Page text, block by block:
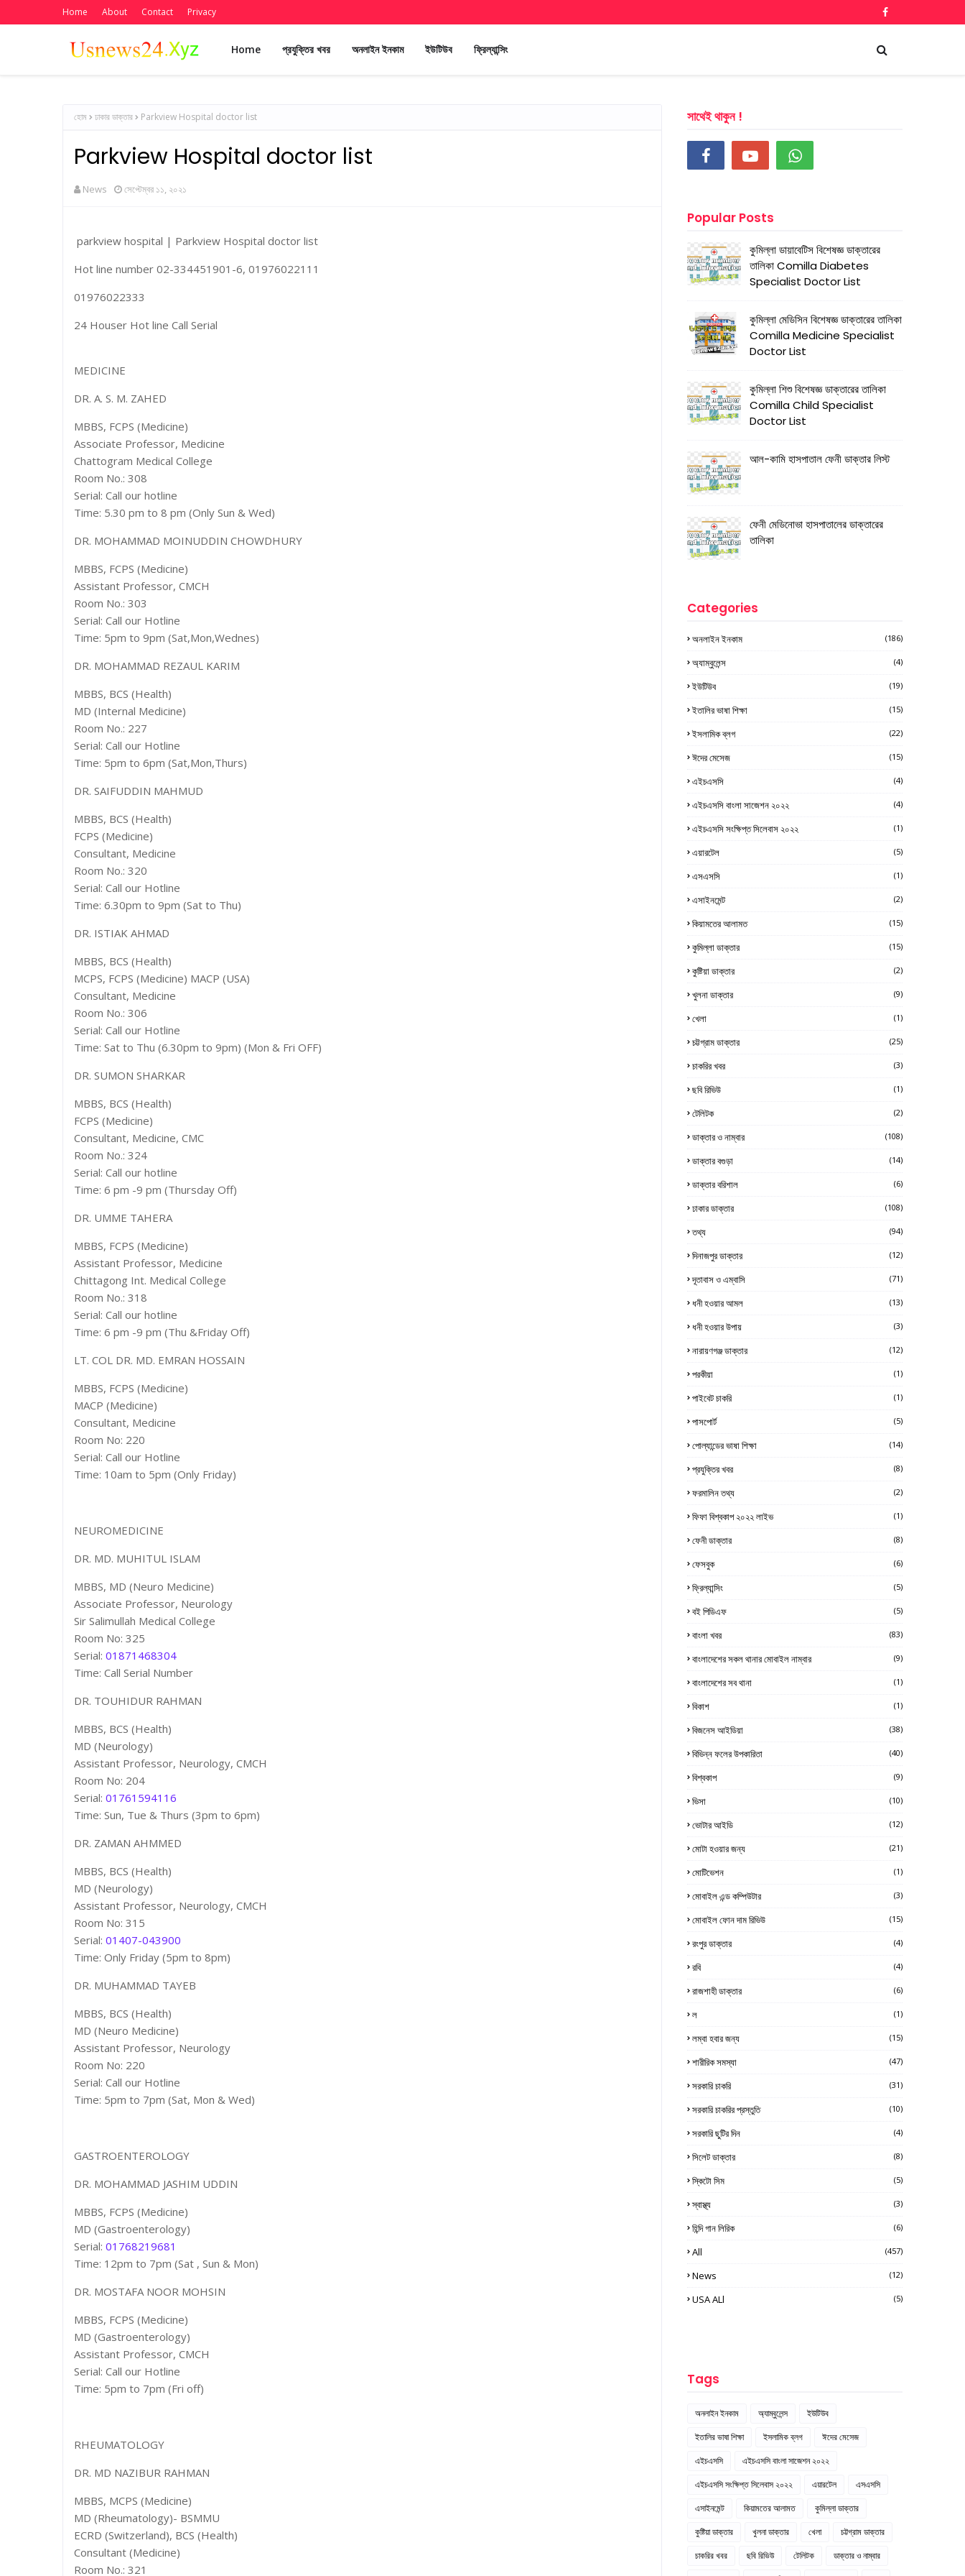
Home About Contact Privacy
Home প্রযুক্তির খবর অনলাইন ইনকাম ইউটিউব ফ্রিল্যান্সিং
হোম ঢাকার ডাক্তার Parkview Hospital doctor list
Parkview Hospital doctor list
News সেপ্টেম্বর ১১, ২০২১
parkview hospital | Parkview Hospital doctor list
Hot line number 02-334451901-6, 01976022111
01976022333
24 Houser Hot line Call Serial
MEDICINE
DR. A. S. M. ZAHED
MBBS, FCPS (Medicine)
Associate Professor, Medicine
Chattogram Medical College
Room No.: 308
Serial: Call our hotline
Time: 5.30 pm to 8 pm (Only Sun & Wed)
DR. MOHAMMAD MOINUDDIN CHOWDHURY
MBBS, FCPS (Medicine)
Assistant Professor, CMCH
Room No.: 303
Serial: Call our Hotline
Time: 5pm to 9pm (Sat,Mon,Wednes)
DR. MOHAMMAD REZAUL KARIM
MBBS, BCS (Health)
MD (Internal Medicine)
Room No.: 227
Serial: Call our Hotline
Time: 5pm to 6pm (Sat,Mon,Thurs)
DR. SAIFUDDIN MAHMUD
MBBS, BCS (Health)
FCPS (Medicine)
Consultant, Medicine
Room No.: 320
Serial: Call our Hotline
Time: 6.30pm to 9pm (Sat to Thu)
DR. ISTIAK AHMAD
MBBS, BCS (Health)
MCPS, FCPS (Medicine) MACP (USA)
Consultant, Medicine
Room No.: 306
Serial: Call our Hotline
Time: Sat to Thu (6.30pm to 9pm) (Mon & Fri OFF)
DR. SUMON SHARKAR
MBBS, BCS (Health)
FCPS (Medicine)
Consultant, Medicine, CMC
Room No.: 324
Serial: Call our hotline
Time: 6 pm -9 pm (Thursday Off)
DR. UMME TAHERA
MBBS, FCPS (Medicine)
Assistant Professor, Medicine
Chittagong Int. Medical College
Room No.: 318
Serial: Call our hotline
Time: 6 pm -9 pm (Thu &Friday Off)
LT. COL DR. MD. EMRAN HOSSAIN
MBBS, FCPS (Medicine)
MACP (Medicine)
Consultant, Medicine
Room No: 220
Serial: Call our Hotline
Time: 10am to 5pm (Only Friday)
NEUROMEDICINE
DR. MD. MUHITUL ISLAM
MBBS, MD (Neuro Medicine)
Associate Professor, Neurology
Sir Salimullah Medical College
Room No: 325
Serial: 01871468304
Time: Call Serial Number
DR. TOUHIDUR RAHMAN
MBBS, BCS (Health)
MD (Neurology)
Assistant Professor, Neurology, CMCH
Room No: 204
Serial: 01761594116
Time: Sun, Tue & Thurs (3pm to 6pm)
DR. ZAMAN AHMMED
MBBS, BCS (Health)
MD (Neurology)
Assistant Professor, Neurology, CMCH
Room No: 315
Serial: 01407-043900
Time: Only Friday (5pm to 8pm)
DR. MUHAMMAD TAYEB
MBBS, BCS (Health)
MD (Neuro Medicine)
Assistant Professor, Neurology
Room No: 220
Serial: Call our Hotline
Time: 5pm to 7pm (Sat, Mon & Wed)
GASTROENTEROLOGY
DR. MOHAMMAD JASHIM UDDIN
MBBS, FCPS (Medicine)
MD (Gastroenterology)
Serial: 01768219681
Time: 12pm to 7pm (Sat , Sun & Mon)
DR. MOSTAFA NOOR MOHSIN
MBBS, FCPS (Medicine)
MD (Gastroenterology)
Assistant Professor, CMCH
Serial: Call our Hotline
Time: 5pm to 7pm (Fri off)
RHEUMATOLOGY
DR. MD NAZIBUR RAHMAN
MBBS, MCPS (Medicine)
MD (Rheumatology)- BSMMU
ECRD (Switzerland), BCS (Health)
Consultant (Medicine)
Room No.: 321
সাথেই থাকুন !
Popular Posts
কুমিল্লা ডায়াবেটিস বিশেষজ্ঞ ডাক্তারের
তালিকা Comilla Diabetes
Specialist Doctor List
কুমিল্লা মেডিসিন বিশেষজ্ঞ ডাক্তারের তালিকা
Comilla Medicine Specialist
Doctor List
কুমিল্লা শিশু বিশেষজ্ঞ ডাক্তারের তালিকা
Comilla Child Specialist
Doctor List
আল-কামি হাসপাতাল ফেনী ডাক্তার লিস্ট
ফেনী মেডিনোভা হাসপাতালের ডাক্তারের
তালিকা
Categories
অনলাইন ইনকাম (186)
অ্যাম্বুলেন্স (4)
ইউটিউব (19)
ইতালির ভাষা শিক্ষা (15)
ইসলামিক ব্লগ (22)
ঈদের মেসেজ (15)
এইচএসসি (4)
এইচএসসি বাংলা সাজেশন ২০২২ (4)
এইচএসসি সংক্ষিপ্ত সিলেবাস ২০২২ (1)
এয়ারটেল (5)
এসএসসি (1)
এসাইনমেন্ট (2)
কিয়ামতের আলামত (15)
কুমিল্লা ডাক্তার (15)
কুষ্টিয়া ডাক্তার (2)
খুলনা ডাক্তার (9)
খেলা (1)
চট্টগ্রাম ডাক্তার (25)
চাকরির খবর (3)
ছবি রিভিউ (1)
টেলিটক (2)
ডাক্তার ও নাম্বার (108)
ডাক্তার বগুড়া (14)
ডাক্তার বরিশাল (6)
ঢাকার ডাক্তার (108)
তথ্য (94)
দিনাজপুর ডাক্তার (12)
দূতাবাস ও এম্বাসি (71)
ধনী হওয়ার আমল (13)
ধনী হওয়ার উপায় (3)
নারায়ণগঞ্জ ডাক্তার (12)
পরকীয়া (1)
পাইবেট চাকরি (1)
পাসপোর্ট (5)
পোল্যান্ডের ভাষা শিক্ষা (14)
প্রযুক্তির খবর (8)
ফরমালিন তথ্য (2)
ফিফা বিশ্বকাপ ২০২২ লাইভ (1)
ফেনী ডাক্তার (8)
ফেসবুক (6)
ফ্রিল্যান্সিং (5)
বই পিডিএফ (5)
বাংলা খবর (83)
বাংলাদেশের সকল থানার মোবাইল নাম্বার (9)
বাংলাদেশের সব থানা (1)
বিকাশ (1)
বিজনেস আইডিয়া (38)
বিভিন্ন ফলের উপকারিতা (40)
বিশ্বকাপ (9)
ভিসা (10)
ভোটার আইডি (12)
মোটা হওয়ার জন্য (21)
মোটিভেশন (1)
মোবাইল এন্ড কম্পিউটার (3)
মোবাইল ফোন দাম রিভিউ (15)
রংপুর ডাক্তার (4)
রবি (4)
রাজশাহী ডাক্তার (6)
ল (1)
লম্বা হবার জন্য (15)
শারীরিক সমস্যা (47)
সরকারি চাকরি (31)
সরকারি চাকরির প্রস্তুতি (10)
সরকারি ছুটির দিন (4)
সিলেট ডাক্তার (8)
স্কিটো সিম (5)
স্বাস্থ্য (3)
হিন্দি গান লিরিক (6)
All (457)
News (12)
USA ALl (5)
Tags
অনলাইন ইনকাম অ্যাম্বুলেন্স
ইউটিউব
ইতালির ভাষা শিক্ষা
ইসলামিক ব্লগ
ঈদের মেসেজ
এইচএসসি
এইচএসসি বাংলা সাজেশন ২০২২
এইচএসসি সংক্ষিপ্ত সিলেবাস ২০২২
এয়ারটেল
এসএসসি
এসাইনমেন্ট
কিয়ামতের আলামত
কুমিল্লা ডাক্তার
কুষ্টিয়া ডাক্তার
খুলনা ডাক্তার খেলা
চট্টগ্রাম ডাক্তার
চাকরির খবর
ছবি রিভিউ টেলিটক
ডাক্তার ও নাম্বার